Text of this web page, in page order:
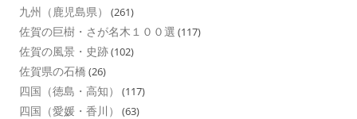
九州（鹿児島県） (261)
佐賀の巨樹・さが名木１００選 (117)
佐賀の風景・史跡(102)
佐賀県の石橋 (26)
四国（徳島・高知） (117)
四国（愛媛・香川） (63)